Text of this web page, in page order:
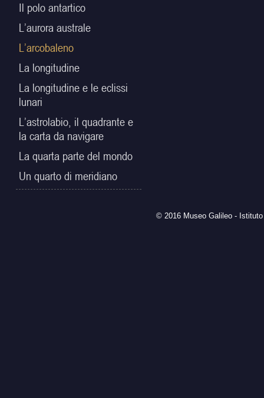
Il polo antartico
L’aurora australe
L’arcobaleno
La longitudine
La longitudine e le eclissi
lunari
L’astrolabio, il quadrante e
la carta da navigare
La quarta parte del mondo
Un quarto di meridiano
© 2016 Museo Galileo - Istituto